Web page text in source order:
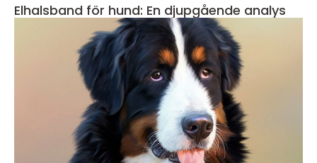
Elhalsband för hund: En djupgående analys